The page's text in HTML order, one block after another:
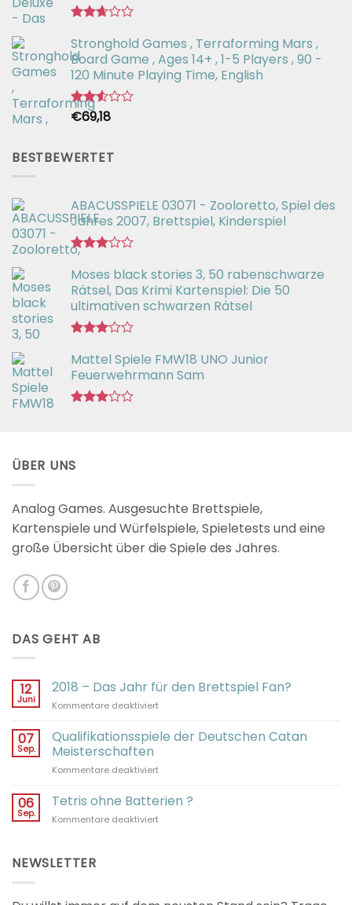
mit
2.64
von 5
Stronghold Games , Terraforming Mars ,
Board Game , Ages 14+ , 1-5 Players , 90 -
120 Minute Playing Time, English
Bewertet
von 5
€69,18
BESTBEWERTET
ABACUSSPIELE 03071 - Zooloretto, Spiel des
Jahres 2007, Brettspiel, Kinderspiel
mit
3.02
von 5
Moses black stories 3, 50 rabenschwarze
Rätsel, Das Krimi Kartenspiel: Die 50
ultimativen schwarzen Rätsel
mit
3.00
von 5
Mattel Spiele FMW18 UNO Junior
Feuerwehrmann Sam
ÜBER UNS
Analog Games. Ausgesuchte Brettspiele,
Kartenspiele und Würfelspiele, Spieletests und eine
große Übersicht über die Spiele des Jahres.
DAS GEHT AB
12
Juni
2018 – Das Jahr für den Brettspiel Fan?
Kommentare deaktiviertfür
–
Das
für
Brettspiel
07
Sep.
Qualifikationsspiele der Deutschen Catan
Meisterschaften
Kommentare deaktiviertfür
der
Deutschen
Catan
06
Sep.
Tetris ohne Batterien ?
Kommentare deaktiviertfür
NEWSLETTER